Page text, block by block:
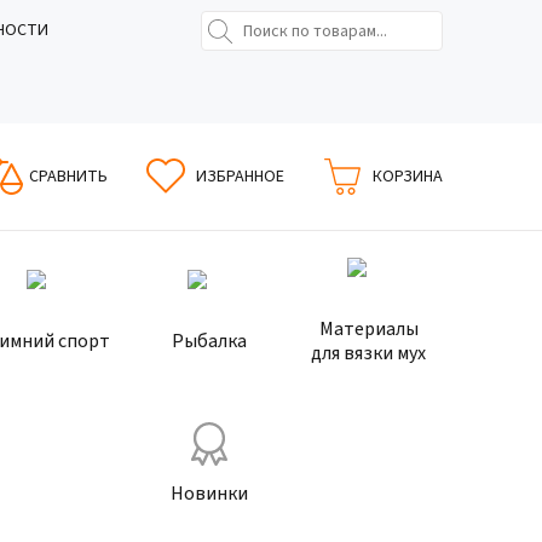
СРАВНИТЬ ИЗБРАННОЕ КОРЗИНА
спорт Рыбалка
Материалы
для вязки мух
Новинки